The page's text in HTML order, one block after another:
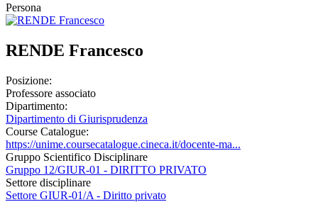
Persona
RENDE Francesco
Posizione:
Professore associato
Dipartimento:
Dipartimento di Giurisprudenza
Course Catalogue:
https://unime.coursecatalogue.cineca.it/docente-ma...
Gruppo Scientifico Disciplinare
Gruppo 12/GIUR-01 - DIRITTO PRIVATO
Settore disciplinare
Settore GIUR-01/A - Diritto privato